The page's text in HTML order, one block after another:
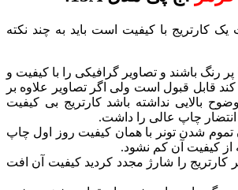
یک کارتریج با کیفیت است باید به چند نکته
پر رنگ باشند و تصاویر گرافیکی را با کیفیت و
قابل قبول است ولی اگر تصاویر علاوه بر
بالایی نداشته باشد کارتریج بی کیفیت
انتضار چاپ عالی را داشت.
تموم شدن تونر با همان کیفیت روز اول چاپ
از کیفیت آن کم نشود.
کارتریج را شارژ مجدد کردید کیفیت آن افت